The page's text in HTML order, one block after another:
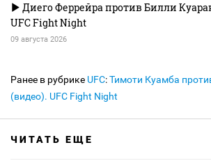
Диего Феррейра против Билли
UFC Fight Night
09 августа 2026
Ранее в рубрике UFC:Тимоти Куамба
(видео). UFC Fight Night
ЧИТАТЬ ЕЩЕ